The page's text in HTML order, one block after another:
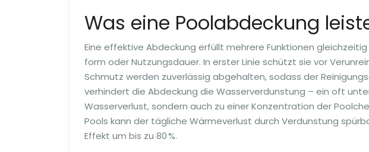
Was eine Poolabdeckung
Eine effektive Abdeckung erfüllt mehrere Funktionen
form oder Nutzungsdauer. In erster Linie schützt sie vor
Schmutz werden zuverlässig abgehalten, sodass der
verhindert die Abdeckung die Wasserverdunstung – ein oft
Wasserverlust, sondern auch zu einer Konzentration der
Pools kann der tägliche Wärmeverlust durch Verdunstung
Effekt um bis zu 80 %.